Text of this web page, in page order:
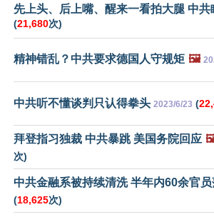
先上头、后上嘴、醒来一看拍大腿 中共
(21,680次)
精神错乱？中共要求德国人守规矩 🖼️
中共听不懂谈判只认得拳头 2023/6/23 (
拜登指习独裁 中共暴跳 美国务院回应
次)
中共金融系被持续清洗 半年内60余官员
(18,625次)